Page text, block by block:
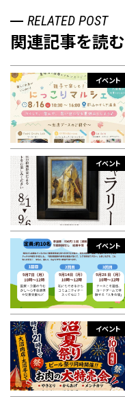
RELATED POST
関連記事を読む
イベント
イベント
イベント
イベント